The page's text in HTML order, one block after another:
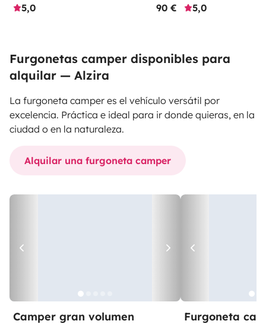
5,0
90 €
5,0
Furgonetas camper disponibles para
alquilar — Alzira
La furgoneta camper es el vehículo versátil por
excelencia. Práctica e ideal para ir donde quieras, en la
ciudad o en la naturaleza.
Alquilar una furgoneta camper
Camper gran volumen Furgoneta